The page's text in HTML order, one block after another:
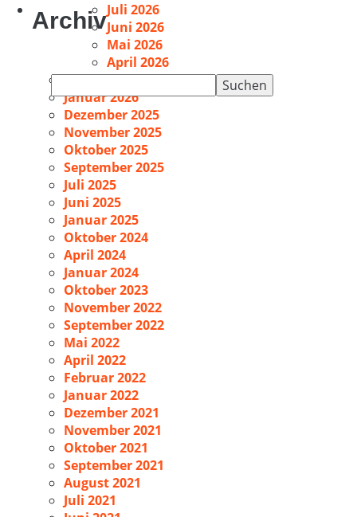
Suchen
nach:
ArchivJuli 2026
Juni 2026
Mai 2026
April 2026
Februar 2026
Januar 2026
Dezember 2025
November 2025
Oktober 2025
September 2025
Juli 2025
Juni 2025
Januar 2025
Oktober 2024
April 2024
Januar 2024
Oktober 2023
November 2022
September 2022
Mai 2022
April 2022
Februar 2022
Januar 2022
Dezember 2021
November 2021
Oktober 2021
September 2021
August 2021
Juli 2021